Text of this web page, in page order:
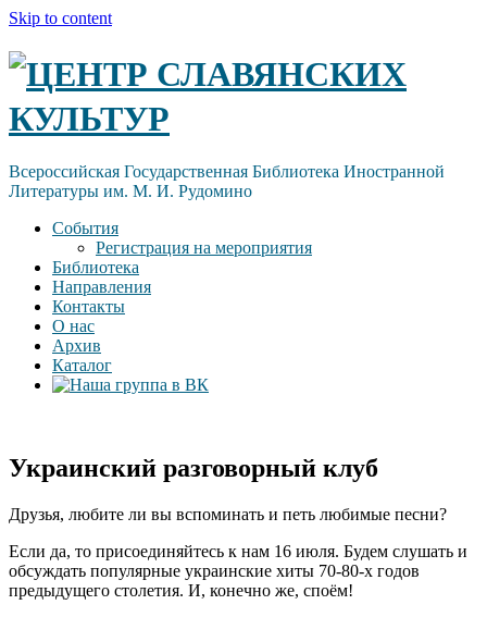
Skip to content
ЦЕНТР СЛАВЯНСКИХ
КУЛЬТУР
Всероссийская Государственная Библиотека Иностранной
Литературы им. М. И. Рудомино
События
Регистрация на мероприятия
Библиотека
Направления
Контакты
О нас
Архив
Каталог
Украинский разговорный клуб
Друзья, любите ли вы вспоминать и петь любимые песни?
Если да, то присоединяйтесь к нам 16 июля. Будем слушать и
обсуждать популярные украинские хиты 70-80-х годов
предыдущего столетия. И, конечно же, споём!